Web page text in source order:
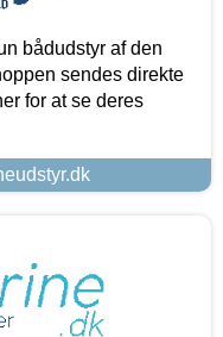
bådudstyr af den
sendes direkte
for at se deres